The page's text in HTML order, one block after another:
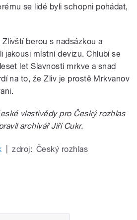
se lidé byli schopni pohádat,
berou s nadsázkou a
jakousi místní devizu. Chlubí se
let Slavnosti mrkve a snad
na to, že Zliv je prostě Mrkvanov
vlastivědy pro Český rozhlas
archivář Jiří Cukr.
zdroj: Český rozhlas